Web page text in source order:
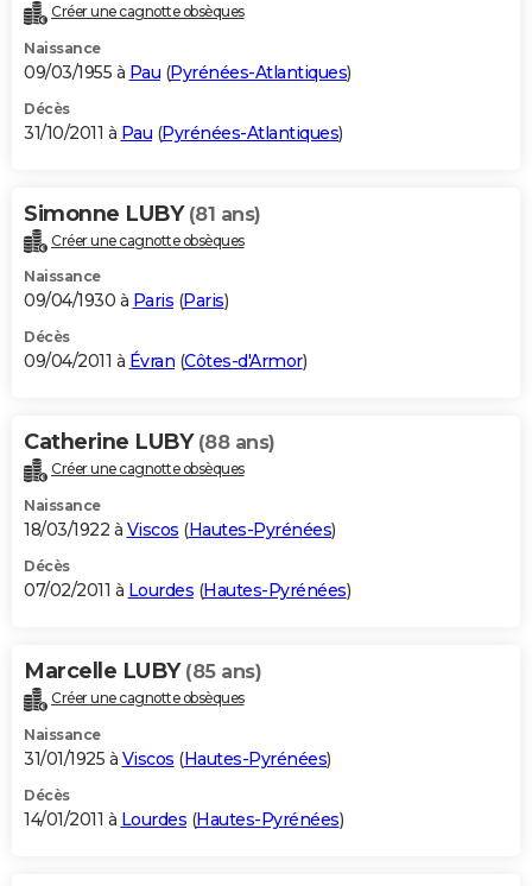
Créer une cagnotte obsèques
Naissance
09/03/1955 à Pau (Pyrénées-Atlantiques)
Décès
31/10/2011 à Pau (Pyrénées-Atlantiques)
Simonne LUBY (81 ans)
Créer une cagnotte obsèques
Naissance
09/04/1930 à Paris (Paris)
Décès
09/04/2011 à Évran (Côtes-d'Armor)
Catherine LUBY (88 ans)
Créer une cagnotte obsèques
Naissance
18/03/1922 à Viscos (Hautes-Pyrénées)
Décès
07/02/2011 à Lourdes (Hautes-Pyrénées)
Marcelle LUBY (85 ans)
Créer une cagnotte obsèques
Naissance
31/01/1925 à Viscos (Hautes-Pyrénées)
Décès
14/01/2011 à Lourdes (Hautes-Pyrénées)